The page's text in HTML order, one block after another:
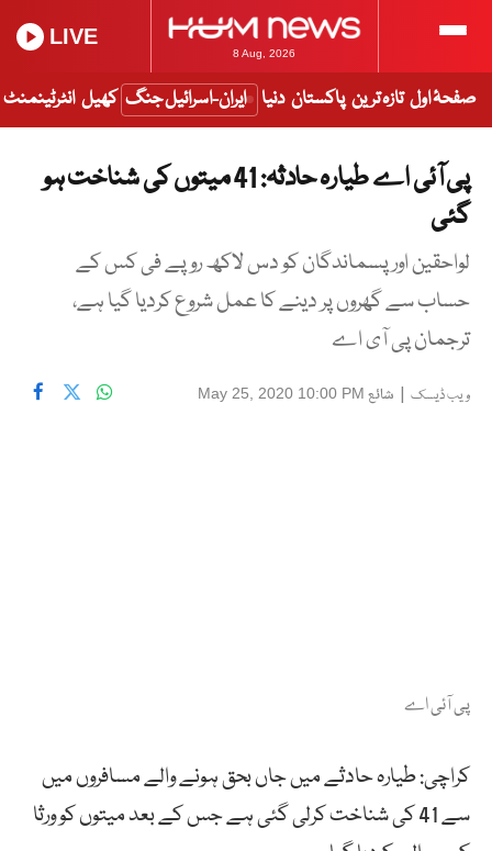
8 Aug, 2026
LIVE
صفحۂ اول تازہ ترین پاکستان دنیا ایران-اسرائیل جنگ کھیل انٹرٹینمنٹ
پی آئی اے طیارہ حادثہ: 41 میتوں کی شناخت ہو
گئی
لواحقین اور پسماندگان کو دس لاکھ روپے فی کس کے
حساب سے گھروں پر دینے کا عمل شروع کردیا گیا ہے،
ترجمان پی آی اے
ویب ڈیسک | شائع May 25, 2020 10:00 PM
پی آئی اے
کراچی: طیارہ حادثے میں جاں بحق ہونے والے مسافروں میں
سے 41 کی شناخت کرلی گئی ہے جس کے بعد میتوں کو ورثا